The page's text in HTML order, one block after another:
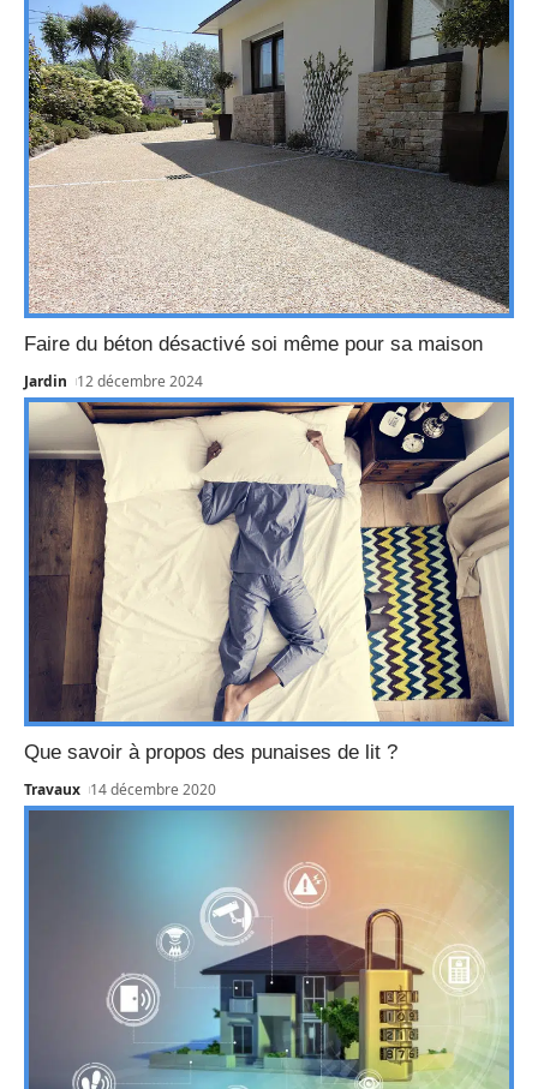
Faire du béton désactivé soi même pour sa maison
Jardin 12 décembre 2024
Que savoir à propos des punaises de lit ?
Travaux 14 décembre 2020